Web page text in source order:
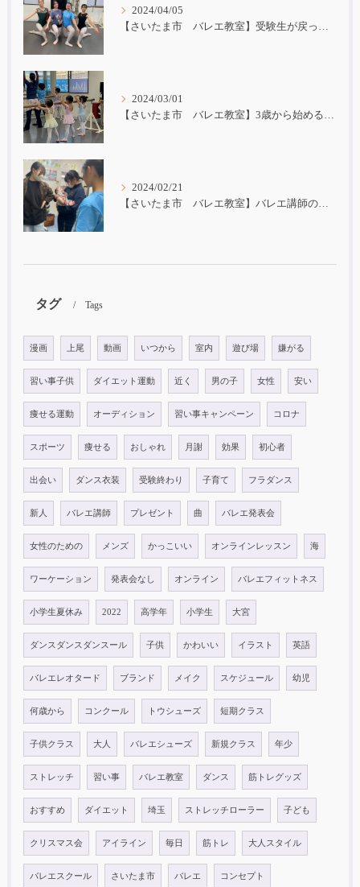
2024/04/05
2024/03/01
2024/02/21
【さいたま市 バレエ教室】バレエ講師の子育て
タグ Tags
漫画 上尾 動画 いつから 室内 遊び場 嫌がる
習い事子供 ダイエット運動 近く 男の子 女性 安い
痩せる運動 オーディション 習い事キャンペーン コロナ
スポーツ 痩せる おしゃれ 月謝 効果 初心者
出会い ダンス衣装 受験終わり 子育て フラダンス
新人 バレエ講師 プレゼント 曲 バレエ発表会
女性のための メンズ かっこいい オンラインレッスン 海
ワーケーション 発表会なし オンライン バレエフィットネス
小学生夏休み 2022 高学年 小学生 大宮
ダンスダンスダンスール 子供 かわいい イラスト 英語
バレエレオタード ブランド メイク スケジュール 幼児
何歳から コンクール トウシューズ 短期クラス
子供クラス 大人 バレエシューズ 新規クラス 年少
ストレッチ 習い事 バレエ教室 ダンス 筋トレグッズ
おすすめ ダイエット 埼玉 ストレッチローラー 子ども
クリスマス会 アイライン 毎日 筋トレ 大人スタイル
バレエスクール さいたま市 バレエ コンセプト